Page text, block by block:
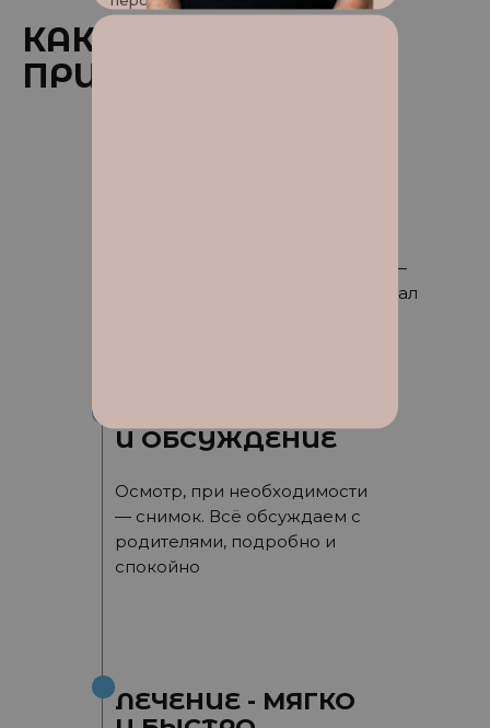
КАК ПРОХОДИТ
ПРИЁМ?
ЛЕЧЕНИЕ - МЯГКО
И ОБСУЖДЕНИЕ
Осмотр, при необходимости
— снимок. Всё обсуждаем с
родителями, подробно и
спокойно
дружелюбная атмосфера —
чтобы ребёнок почувствовал